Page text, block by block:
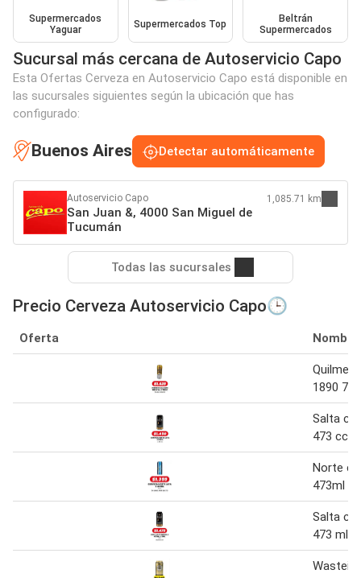
Supermercados
Yaguar
Supermercados Top
Beltrán
Supermercados
Sucursal más cercana de Autoservicio Capo
Esta Ofertas Cerveza en Autoservicio Capo está disponible en
las sucursales siguientes según la ubicación que has
configurado:
Buenos Aires Detectar automáticamente
Autoservicio Capo
San Juan &, 4000 San Miguel de
Tucumán
1,085.71 km
Todas las sucursales
Precio Cerveza Autoservicio Capo🕒
Oferta Nombre
Quilmes
1890
Salta
473 cc
Norte
473ml
Salta
473 ml